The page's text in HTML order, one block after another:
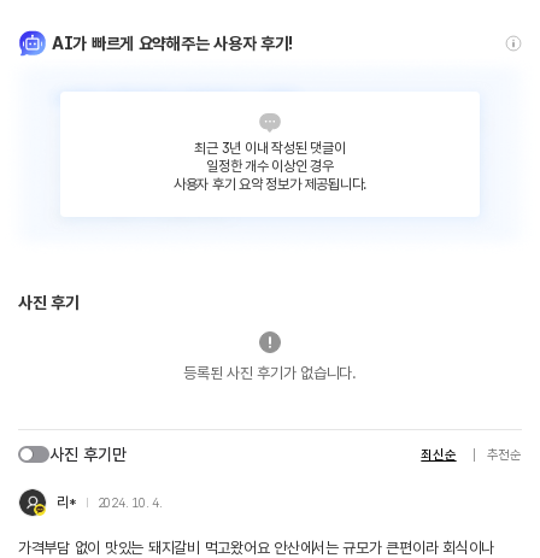
AI가 빠르게 요약해주는 사용자 후기!
최근 3년 이내 작성된 댓글이
일정한 개수 이상인 경우
사용자 후기 요약 정보가 제공됩니다.
사진 후기
등록된 사진 후기가 없습니다.
사진 후기만 최신순 추천순
리* 2024. 10. 4.
가격부담 없이 맛있는 돼지갈비 먹고왔어요 안산에서는 규모가 큰편이라 회식이나